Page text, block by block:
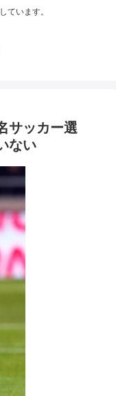
ています。
サッカー選
ない